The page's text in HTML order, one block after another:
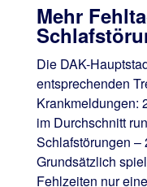
Mehr
Die DAK-
entsprechenden
Krankmeldungen:
im Durchschnitt
Schlafstörungen –
Grundsätzlich
Fehlzeiten nur